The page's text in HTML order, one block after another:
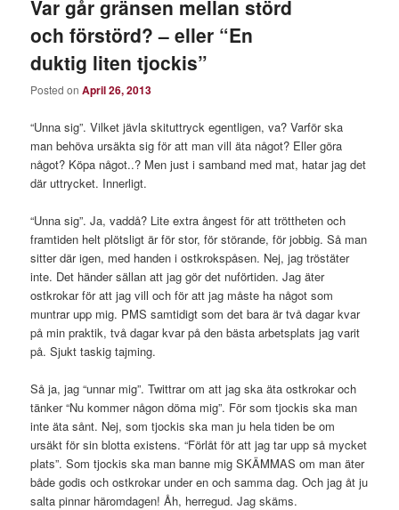
Var går gränsen mellan störd
och förstörd? – eller “En
duktig liten tjockis”
Posted onApril 26, 2013
“Unna sig”. Vilket jävla skituttryck egentligen, va? Varför ska
man behöva ursäkta sig för att man vill äta något? Eller göra
något? Köpa något..? Men just i samband med mat, hatar jag det
där uttrycket. Innerligt.
“Unna sig”. Ja, vaddå? Lite extra ångest för att tröttheten och
framtiden helt plötsligt är för stor, för störande, för jobbig. Så man
sitter där igen, med handen i ostkrokspåsen. Nej, jag tröstäter
inte. Det händer sällan att jag gör det nuförtiden. Jag äter
ostkrokar för att jag vill och för att jag måste ha något som
muntrar upp mig. PMS samtidigt som det bara är två dagar kvar
på min praktik, två dagar kvar på den bästa arbetsplats jag varit
på. Sjukt taskig tajming.
Så ja, jag “unnar mig”. Twittrar om att jag ska äta ostkrokar och
tänker “Nu kommer någon döma mig”. För som tjockis ska man
inte äta sånt. Nej, som tjockis ska man ju hela tiden be om
ursäkt för sin blotta existens. “Förlåt för att jag tar upp så mycket
plats”. Som tjockis ska man banne mig SKÄMMAS om man äter
både godis och ostkrokar under en och samma dag. Och jag åt ju
salta pinnar häromdagen! Åh, herregud. Jag skäms.